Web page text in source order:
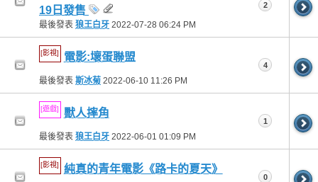
19日發售
最後發表 狼王白牙 2022-07-28 06:24 PM
2
[影視] 電影:壞蛋聯盟
最後發表 斯冰菊 2022-06-10 11:26 PM
4
[遊戲] 獸人摔角
最後發表 狼王白牙 2022-06-01 01:09 PM
1
[影視] 純真的青年電影《路卡的夏天》
0